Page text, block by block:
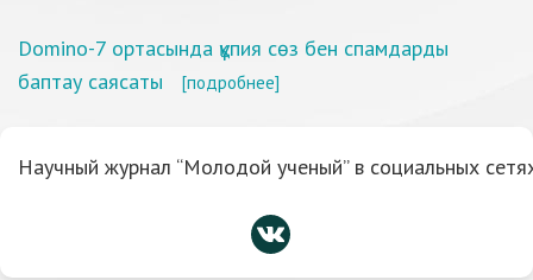
Domino-7 ортасында құпия сөз бен спамдарды
баптау саясаты
[подробнее]
Научный журнал “Молодой ученый” в социальных